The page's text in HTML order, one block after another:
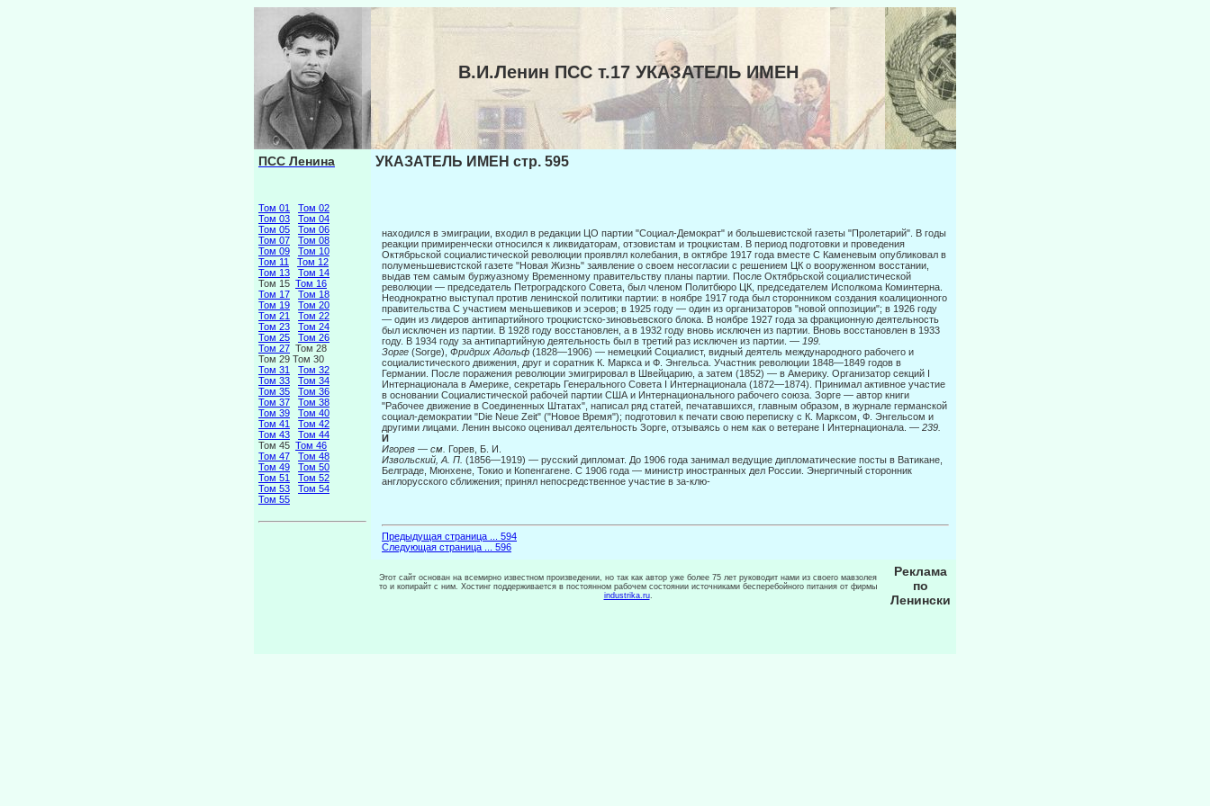
В.И.Ленин ПСС т.17 УКАЗАТЕЛЬ ИМЕН
ПСС Ленина
Том 01
Том 02
Том 03
Том 04
Том 05
Том 06
Том 07
Том 08
Том 09
Том 10
Том 11
Том 12
Том 13
Том 14
Том 15 Том 16
Том 17
Том 18
Том 19
Том 20
Том 21
Том 22
Том 23
Том 24
Том 25
Том 26
Том 27 Том 28
Том 29 Том 30
Том 31
Том 32
Том 33
Том 34
Том 35
Том 36
Том 37
Том 38
Том 39
Том 40
Том 41
Том 42
Том 43
Том 44
Том 45 Том 46
Том 47
Том 48
Том 49
Том 50
Том 51
Том 52
Том 53
Том 54
Том 55
УКАЗАТЕЛЬ ИМЕН стр. 595
находился в эмиграции, входил в редакции ЦО партии "Социал-Демократ" и большевистской газеты "Пролетарий". В годы
реакции примиренчески относился к ликвидаторам, отзовистам и троцкистам. В период подготовки и проведения
Октябрьской социалистической революции проявлял колебания, в ок­тябре 1917 года вместе С Каменевым опубликовал в
полуменьшевистской газете "Новая Жизнь" заявле­ние о своем несогласии с решением ЦК о вооруженном восстании,
выдав тем самым буржуазному Вре­менному правительству планы партии. После Октябрьской социалистической
революции — председа­тель Петроградского Совета, был членом Политбюро ЦК, председателем Исполкома Коминтерна.
Неод­нократно выступал против ленинской политики партии: в ноябре 1917 года был сторонником создания коалиционного
правительства С участием меньшевиков и эсеров; в 1925 году — один из организаторов "новой оппозиции"; в 1926 году
— один из лидеров антипартийного троцкистско-зиновьевского блока. В ноябре 1927 года за фракционную деятельность
был исключен из партии. В 1928 году восстановлен, а в 1932 году вновь исключен из партии. Вновь восстановлен в 1933
году. В 1934 году за антипартийную деятельность был в третий раз исключен из партии. — 199.
Зорге (Sorge), Фридрих Адольф (1828—1906) — немецкий Социалист, видный деятель международно­го рабочего и
социалистического движения, друг и соратник К. Маркса и Ф. Энгельса. Участник револю­ции 1848—1849 годов в
Германии. После поражения революции эмигрировал в Швейцарию, а затем (1852) — в Америку. Организатор секций I
Интернационала в Америке, секретарь Генерального Совета I Интернационала (1872—1874). Принимал активное участие
в основании Социалистической рабочей пар­тии США и Интернационального рабочего союза. Зорге — автор книги
"Рабочее движение в Соединен­ных Штатах", написал ряд статей, печатавшихся, главным образом, в журнале германской
социал-демократии "Die Neue Zeit" ("Новое Время"); подготовил к печати свою переписку с К. Марксом, Ф. Энгельсом и
другими лицами. Ленин высоко оценивал деятельность Зорге, отзываясь о нем как о ветера­не I Интернационала. — 239.
И
Игорев — см.
Горев, Б. И.
Извольский, А. П. (1856—1919) — русский дипломат. До 1906 года занимал ведущие дипломатиче­ские посты в Ватикане,
Белграде, Мюнхене, Токио и Копенгагене. С 1906 года — министр иностранных дел России. Энергичный сторонник
англорусского сближения; принял непосредственное участие в за-клю-
Предыдущая страница ... 594
Следующая страница ... 596
Этот сайт основан на всемирно известном произведении, но так как автор уже более 75 лет руководит нами из своего мавзолея
то и копирайт с ним. Хостинг поддерживается в постоянном рабочем состоянии источниками бесперебойного питания от фирмы
industrika.ru.
Реклама
по
Ленински